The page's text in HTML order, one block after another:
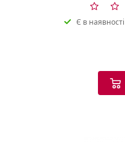
Є в наявності